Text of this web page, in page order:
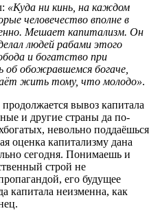
«Куда ни кинь, на каждом
человечество вполне в
Мешает капитализм. Он
людей рабами этого
и богатство при
обожравшемся богаче,
жить тому, что молодо».
вывоз капитала
и другие страны да по-
невольно поддаёшься
оценка капитализму дана
сегодня. Понимаешь и
строй не
его будущее
капитала неизменна, как